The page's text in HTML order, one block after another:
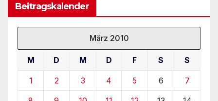
Beitragskalender
März 2010
M D M D F S S
1 2 3 4 5 6 7